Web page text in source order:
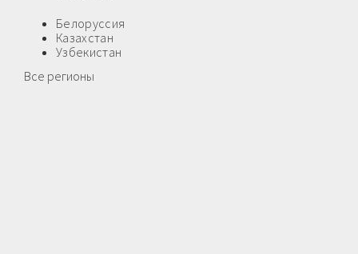
Белоруссия
Казахстан
Узбекистан
Все регионы